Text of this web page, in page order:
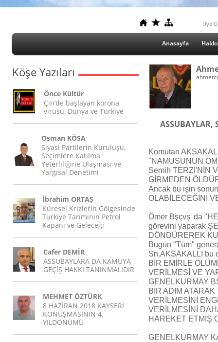
Üye
Anasayfa
Köşe Yazıları
Önce Kültür
Çin’de başlayan korona
virüsü, Dünya ve Türkiye
Osman KÖSA
Siyasi Partilerin Kuruluşu,
Seçimlere Katılma
Yeterliliğine Ulaşması ve
Yargısal Denetimi
İbrahim ORTAŞ
Küresel Krizlerin Gölgesinde
Türkiye Tarımının Petrol
Kapanı ve Geleceği
Cafer DEMİR
ASSUBAYLARA DA KAMUYA
GEÇİŞ HAKKI TANINMALIDIR
MEHMET ÖZTÜRK
8 HAZİRAN 2018 KAYSERİ
KONUŞMASININ 4.
YILDÖNÜMÜ
ASSUBAYLAR,
Komutan
"NAMUSUNUN
Semih TERZİ'NİN
GİRMEDEN
Ancak bu işin
OLABİLECEĞİNİ
Ömer Bşçvş' da
görevini yaparak
DÖNDÜREREK
Bugün "Tüm"
Sn.AKSAKALLI bu
BİR EMİRLE
VERİLMESİ VE
GENELKURMAY
BİR ADIM
VERİLMESİNİ
VERİLMESİNİ
HAREKET ETMİŞ
GENELKURMAY